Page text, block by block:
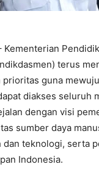
Kementerian
terus
prioritas guna
diakses seluruh
dengan visi
sumber daya
dan teknologi, serta
Indonesia.